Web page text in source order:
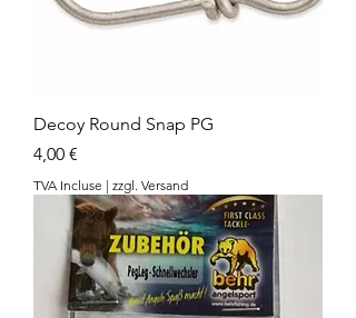
Decoy Round Snap PG
Prix
4,00 €
TVA Incluse | zzgl. Versand